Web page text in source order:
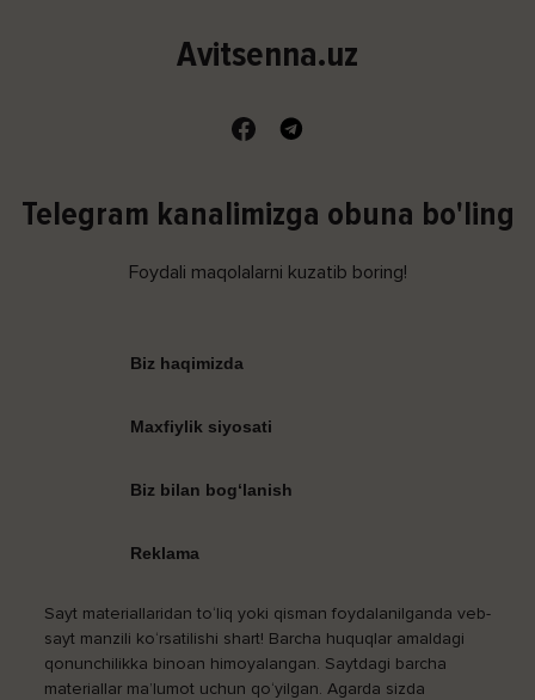
Avitsenna.uz
Telegram kanalimizga obuna bo'ling
Foydali maqolalarni kuzatib boring!
Biz haqimizda
Maxfiylik siyosati
Biz bilan bog‘lanish
Reklama
Sayt materiallaridan to‘liq yoki qisman foydalanilganda veb-
sayt manzili ko‘rsatilishi shart! Barcha huquqlar amaldagi
qonunchilikka binoan himoyalangan. Saytdagi barcha
materiallar ma’lumot uchun qo‘yilgan. Agarda sizda